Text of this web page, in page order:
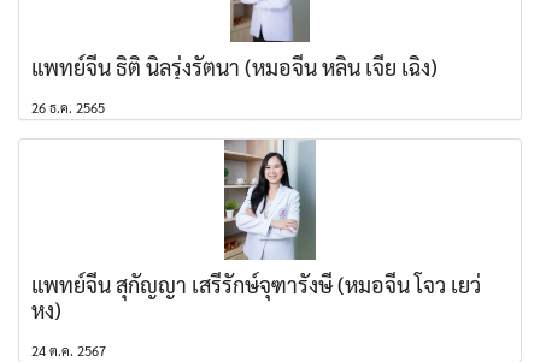
แพทย์จีน ธิติ นิลรุ่งรัตนา (หมอจีน หลิน เจีย เฉิง)
26 ธ.ค. 2565
แพทย์จีน สุกัญญา เสรีรักษ์จุฑารังษี (หมอจีน โจว เยว่
หง)
24 ต.ค. 2567